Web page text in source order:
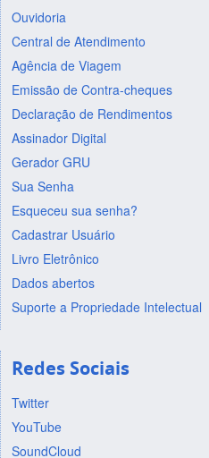
Ouvidoria
Central de Atendimento
Agência de Viagem
Emissão de Contra-cheques
Declaração de Rendimentos
Assinador Digital
Gerador GRU
Sua Senha
Esqueceu sua senha?
Cadastrar Usuário
Livro Eletrônico
Dados abertos
Suporte a Propriedade Intelectual
Redes Sociais
Twitter
YouTube
SoundCloud